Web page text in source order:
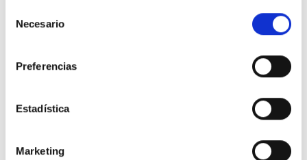
Necesario
Preferencias
Estadística
Marketing